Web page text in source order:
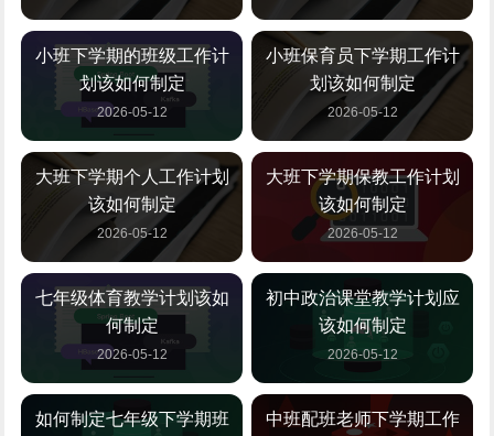
小班下学期的班级工作计
划该如何制定
2026-05-12
小班保育员下学期工作计
划该如何制定
2026-05-12
大班下学期个人工作计划
该如何制定
2026-05-12
大班下学期保教工作计划
该如何制定
2026-05-12
七年级体育教学计划该如
何制定
2026-05-12
初中政治课堂教学计划应
该如何制定
2026-05-12
如何制定七年级下学期班
中班配班老师下学期工作